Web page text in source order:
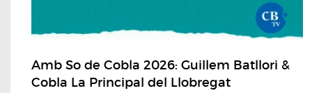
Amb So de Cobla 2026: Guillem Batllori &
Cobla La Principal del Llobregat